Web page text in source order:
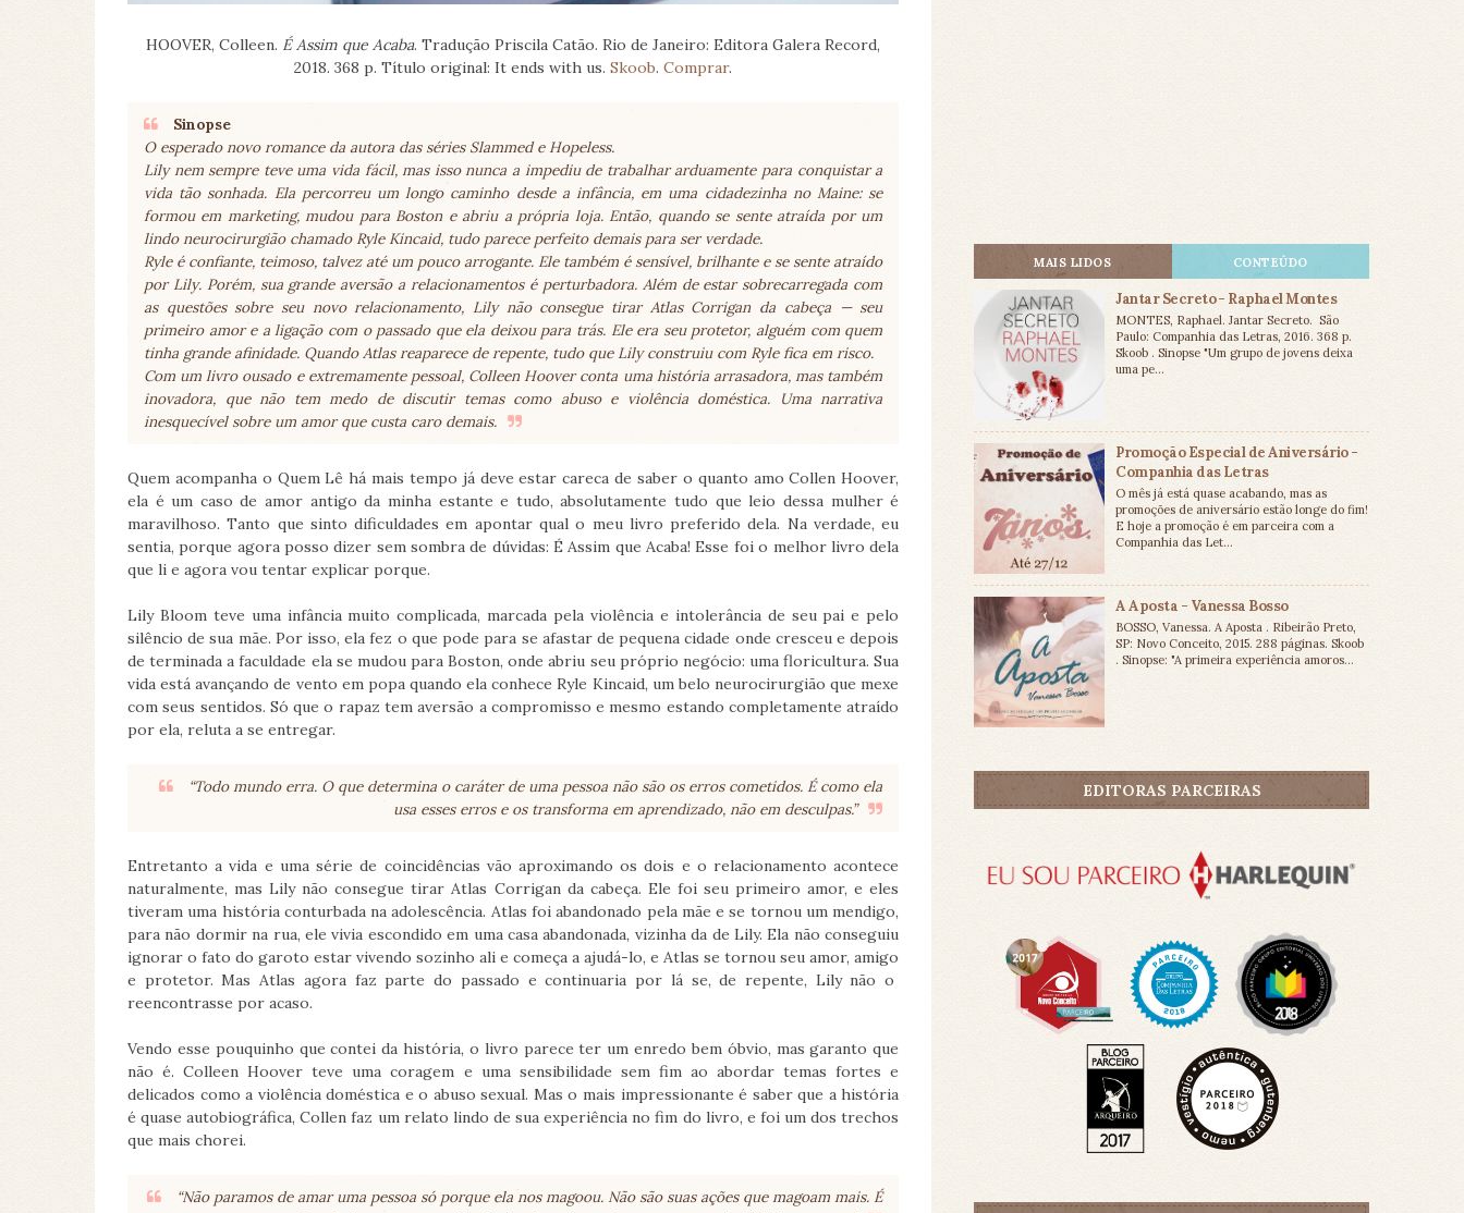
HOOVER, Colleen. É Assim que Acaba. Tradução Priscila Catão. Rio de Janeiro: Editora Galera Record,
2018. 368 p. Título original: It ends with us.Skoob.Comprar.
Sinopse
O esperado novo romance da autora das séries Slammed e Hopeless.
Lily nem sempre teve uma vida fácil, mas isso nunca a impediu de trabalhar arduamente para conquistar a
vida tão sonhada. Ela percorreu um longo caminho desde a infância, em uma cidadezinha no Maine: se
formou em marketing, mudou para Boston e abriu a própria loja. Então, quando se sente atraída por um
lindo neurocirurgião chamado Ryle Kincaid, tudo parece perfeito demais para ser verdade.
Ryle é confiante, teimoso, talvez até um pouco arrogante. Ele também é sensível, brilhante e se sente atraído
por Lily. Porém, sua grande aversão a relacionamentos é perturbadora. Além de estar sobrecarregada com
as questões sobre seu novo relacionamento, Lily não consegue tirar Atlas Corrigan da cabeça — seu
primeiro amor e a ligação com o passado que ela deixou para trás. Ele era seu protetor, alguém com quem
tinha grande afinidade. Quando Atlas reaparece de repente, tudo que Lily construiu com Ryle fica em risco.
Com um livro ousado e extremamente pessoal, Colleen Hoover conta uma história arrasadora, mas também
inovadora, que não tem medo de discutir temas como abuso e violência doméstica. Uma narrativa
inesquecível sobre um amor que custa caro demais.
Quem acompanha o Quem Lê há mais tempo já deve estar careca de saber o quanto amo Collen Hoover,
ela é um caso de amor antigo da minha estante e tudo, absolutamente tudo que leio dessa mulher é
maravilhoso. Tanto que sinto dificuldades em apontar qual o meu livro preferido dela. Na verdade, eu
sentia, porque agora posso dizer sem sombra de dúvidas: É Assim que Acaba! Esse foi o melhor livro dela
que li e agora vou tentar explicar porque.
Lily Bloom teve uma infância muito complicada, marcada pela violência e intolerância de seu pai e pelo
silêncio de sua mãe. Por isso, ela fez o que pode para se afastar de pequena cidade onde cresceu e depois
de terminada a faculdade ela se mudou para Boston, onde abriu seu próprio negócio: uma floricultura. Sua
vida está avançando de vento em popa quando ela conhece Ryle Kincaid, um belo neurocirurgião que mexe
com seus sentidos. Só que o rapaz tem aversão a compromisso e mesmo estando completamente atraído
por ela, reluta a se entregar.
“Todo mundo erra. O que determina o caráter de uma pessoa não são os erros cometidos. É como ela
usa esses erros e os transforma em aprendizado, não em desculpas.”
Entretanto a vida e uma série de coincidências vão aproximando os dois e o relacionamento acontece
naturalmente, mas Lily não consegue tirar Atlas Corrigan da cabeça. Ele foi seu primeiro amor, e eles
tiveram uma história conturbada na adolescência. Atlas foi abandonado pela mãe e se tornou um mendigo,
para não dormir na rua, ele vivia escondido em uma casa abandonada, vizinha da de Lily. Ela não conseguiu
ignorar o fato do garoto estar vivendo sozinho ali e começa a ajudá-lo, e Atlas se tornou seu amor, amigo
e protetor. Mas Atlas agora faz parte do passado e continuaria por lá se, de repente, Lily não o
reencontrasse por acaso.
Vendo esse pouquinho que contei da história, o livro parece ter um enredo bem óbvio, mas garanto que
não é. Colleen Hoover teve uma coragem e uma sensibilidade sem fim ao abordar temas fortes e
delicados como a violência doméstica e o abuso sexual. Mas o mais impressionante é saber que a história
é quase autobiográfica, Collen faz um relato lindo de sua experiência no fim do livro, e foi um dos trechos
que mais chorei.
“Não paramos de amar uma pessoa só porque ela nos magoou. Não são suas ações que magoam mais. É
MAIS LIDOS CONTEÚDO
Jantar Secreto - Raphael Montes
MONTES, Raphael. Jantar Secreto. São
Paulo: Companhia das Letras, 2016. 368 p.
Skoob . Sinopse "Um grupo de jovens deixa
uma pe...
Promoção Especial de Aniversário -
Companhia das Letras
O mês já está quase acabando, mas as
promoções de aniversário estão longe do fim!
E hoje a promoção é em parceira com a
Companhia das Let...
A Aposta - Vanessa Bosso
BOSSO, Vanessa. A Aposta . Ribeirão Preto,
SP: Novo Conceito, 2015. 288 páginas. Skoob
. Sinopse: "A primeira experiência amoros...
EDITORAS PARCEIRAS